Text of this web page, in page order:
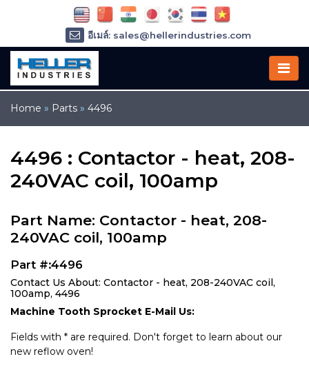
Home » Parts » 4496
4496 : Contactor - heat, 208-
240VAC coil, 100amp
Part Name: Contactor - heat, 208-
240VAC coil, 100amp
Part #:4496
Contact Us About: Contactor - heat, 208-240VAC coil,
100amp, 4496
Machine Tooth Sprocket E-Mail Us:
Fields with * are required. Don't forget to learn about our
new reflow oven!
อีเมล์: sales@hellerindustries.com
อีเมล์: service@hellerindustries.com
โทรศัพท์ :